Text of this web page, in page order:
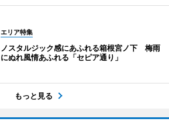
エリア特集
ノスタルジック感にあふれる箱根宮ノ下 梅雨
にぬれ風情あふれる「セピア通り」
もっと見る